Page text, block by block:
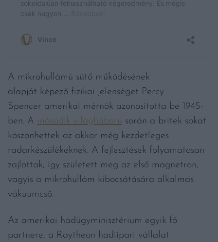
A mikrohullámú sütő működésének
alapját képező fizikai jelenséget Percy
Spencer amerikai mérnök azonosította be 1945-
ben. A második világháború során a britek sokat
köszönhettek az akkor még kezdetleges
radarkészülékeknek. A fejlesztések folyamatosan
zajlottak, így született meg az első magnetron,
vagyis a mikrohullám kibocsátására alkalmas
vákuumcső.
Az amerikai hadügyminisztérium egyik fő
partnere, a Raytheon hadiipari vállalat